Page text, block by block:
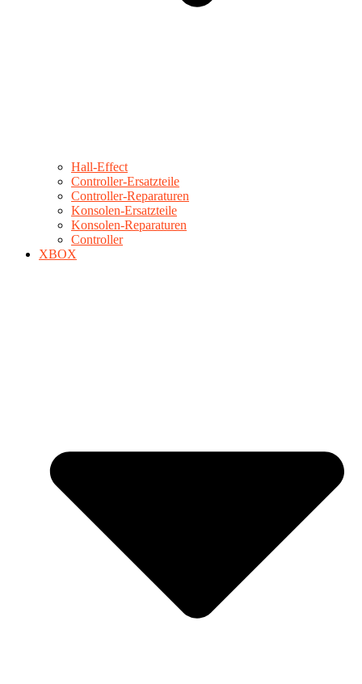
Hall-Effect
Controller-Ersatzteile
Controller-Reparaturen
Konsolen-Ersatzteile
Konsolen-Reparaturen
Controller
XBOX